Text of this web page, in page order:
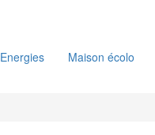
Energies Maison écolo